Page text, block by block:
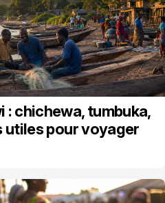
: chichewa, tumbuka,
utiles pour voyager